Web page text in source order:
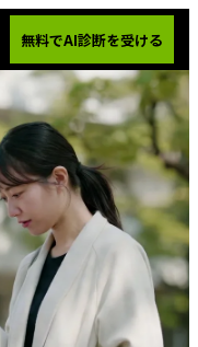
無料でAI診断を受ける